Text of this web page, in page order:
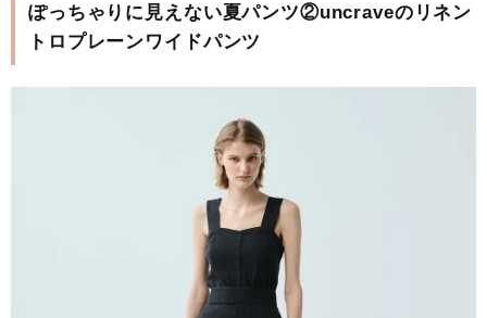
ぽっちゃりに見えない夏パンツ②uncraveのリネン
トロプレーンワイドパンツ